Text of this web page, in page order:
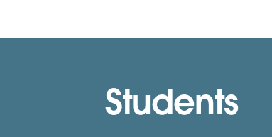
Students